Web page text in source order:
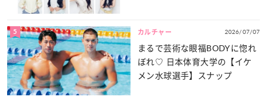
5 カルチャー 2026/07/07
まるで芸術な眼福BODYに惚れ
ぼれ♡ 日本体育大学の【イケ
メン水球選手】スナップ